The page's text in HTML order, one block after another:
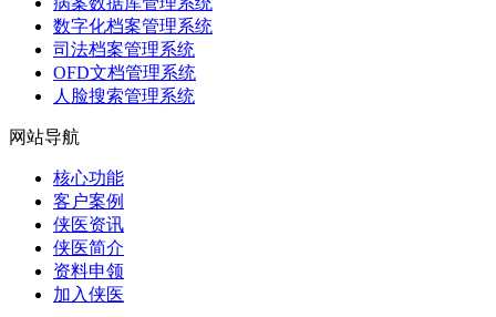
数字化档案管理系统
司法档案管理系统
OFD文档管理系统
人脸搜索管理系统
网站导航
核心功能
客户案例
侠医资讯
侠医简介
资料申领
加入侠医